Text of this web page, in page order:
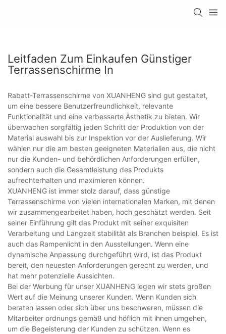
Leitfaden Zum Einkaufen Günstiger
Terrassenschirme In
Rabatt-Terrassenschirme von XUANHENG sind gut gestaltet,
um eine bessere Benutzerfreundlichkeit, relevante
Funktionalität und eine verbesserte Ästhetik zu bieten. Wir
überwachen sorgfältig jeden Schritt der Produktion von der
Material auswahl bis zur Inspektion vor der Auslieferung. Wir
wählen nur die am besten geeigneten Materialien aus, die nicht
nur die Kunden- und behördlichen Anforderungen erfüllen,
sondern auch die Gesamtleistung des Produkts
aufrechterhalten und maximieren können.
XUANHENG ist immer stolz darauf, dass günstige
Terrassenschirme von vielen internationalen Marken, mit denen
wir zusammengearbeitet haben, hoch geschätzt werden. Seit
seiner Einführung gilt das Produkt mit seiner exquisiten
Verarbeitung und Langzeit stabilität als Branchen beispiel. Es ist
auch das Rampenlicht in den Ausstellungen. Wenn eine
dynamische Anpassung durchgeführt wird, ist das Produkt
bereit, den neuesten Anforderungen gerecht zu werden, und
hat mehr potenzielle Aussichten.
Bei der Werbung für unser XUANHENG legen wir stets großen
Wert auf die Meinung unserer Kunden. Wenn Kunden sich
beraten lassen oder sich über uns beschweren, müssen die
Mitarbeiter ordnungs gemäß und höflich mit ihnen umgehen,
um die Begeisterung der Kunden zu schützen. Wenn es